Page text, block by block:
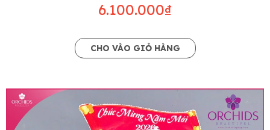
6.100.000₫
CHO VÀO GIỎ HÀNG